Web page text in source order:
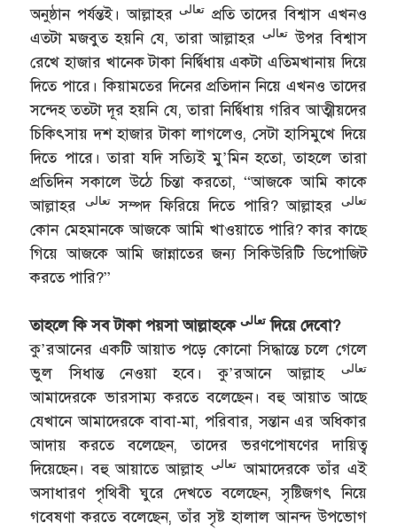
অনুষ্ঠান পর্যন্তই। আল্লাহরتعالى প্রতি তাদের বিশ্বাস এখনও
এতটা মজবুত হয়নি যে, তারা আল্লাহরتعالى উপর বিশ্বাস
রেখে হাজার খানেক টাকা নির্দ্বিধায় একটা এতিমখানায় দিয়ে
দিতে পারে। কিয়ামতের দিনের প্রতিদান নিয়ে এখনও তাদের
সন্দেহ ততটা দূর হয়নি যে, তারা নির্দ্বিধায় গরিব আত্মীয়দের
চিকিৎসায় দশ হাজার টাকা লাগলেও, সেটা হাসিমুখে দিয়ে
দিতে পারে। তারা যদি সত্যিই মু’মিন হতো, তাহলে তারা
প্রতিদিন সকালে উঠে চিন্তা করতো, “আজকে আমি কাকে
আল্লাহর
تعالىসম্পদ ফিরিয়ে দিতে পারি? আল্লাহর تعالى
কোন মেহমানকে আজকে আমি খাওয়াতে পারি? কার কাছে
গিয়ে আজকে আমি জান্নাতের জন্য সিকিউরিটি ডিপোজিট
করতে পারি?”
তাহলে কি সব টাকা পয়সা আল্লাহকেتعالى দিয়ে দেবো?
কু’রআনের একটি আয়াত পড়ে কোনো সিদ্ধান্তে চলে গেলে
ভুল সিধান্ত নেওয়া হবে। কু’রআনে আল্লাহ
تعالى
আমাদেরকে ভারসাম্য করতে বলেছেন। বহু আয়াত আছে
যেখানে আমাদেরকে বাবা-মা, পরিবার, সন্তান এর অধিকার
আদায় করতে বলেছেন, তাদের ভরণপোষণের দায়িত্ব
দিয়েছেন। বহু আয়াতে আল্লাহ تعالىআমাদেরকে তাঁর এই
অসাধারণ পৃথিবী ঘুরে দেখতে বলেছেন, সৃষ্টিজগৎ নিয়ে
গবেষণা করতে বলেছেন, তাঁর সৃষ্ট হালাল আনন্দ উপভোগ